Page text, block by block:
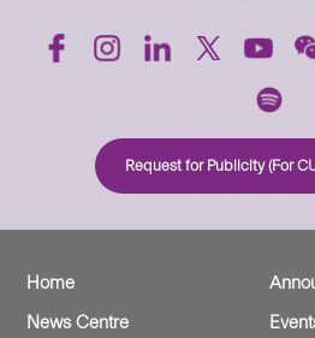
Request for Publicity (For
Home
News Centre